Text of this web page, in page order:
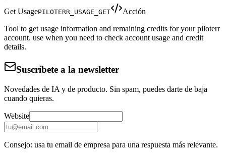
Get UsagePILOTERR_USAGE_GET
Acción
Tool to get usage information and remaining credits for your piloterr
account. use when you need to check account usage and credit
details.
Suscríbete a la newsletter
Novedades de IA y de producto. Sin spam, puedes darte de baja
cuando quieras.
Website
Consejo: usa tu email de empresa para una respuesta más relevante.